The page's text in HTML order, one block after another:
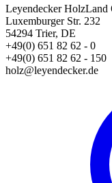
Leyendecker
Luxemburger Str. 232
54294 Trier, DE
+49(0) 651 82 62 - 0
+49(0) 651 82 62 - 150
holz@leyendecker.de